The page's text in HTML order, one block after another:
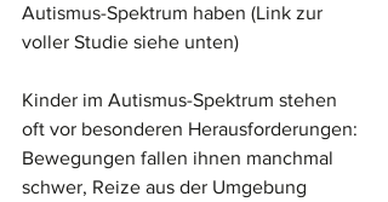
Autismus-Spektrum haben (Link zur
voller Studie siehe unten)
Kinder im Autismus-Spektrum stehen
oft vor besonderen Herausforderungen:
Bewegungen fallen ihnen manchmal
schwer, Reize aus der Umgebung